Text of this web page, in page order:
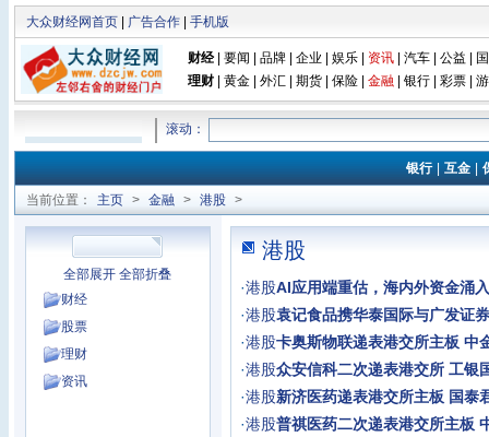
大众财经网首页| 广告合作| 手机版
财经| 要闻 品牌| 企业 娱乐| 资讯| 汽车| 公益
理财| 黄金| 外汇| 期货| 保险| 金融| 银行 彩票|
滚动：
银行|互金|
当前位置： 主页 > 金融 > 港股 >
全部展开 全部折叠
财经
股票
理财
资讯
港股
·港股AI应用端重估，海内外资金涌
·港股袁记食品携华泰国际与广发证
·港股卡奥斯物联递表港交所主板 中
·港股众安信科二次递表港交所 工银
·港股新济医药递表港交所主板 国泰
·港股普祺医药二次递表港交所主板